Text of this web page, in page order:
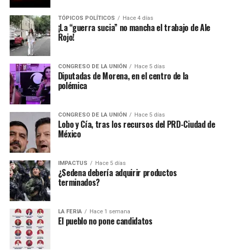
TÓPICOS POLÍTICOS Hace 4 días
¡La “guerra sucia” no mancha el trabajo de Ale
Rojo!
CONGRESO DE LA UNIÓN Hace 5 días
Diputadas de Morena, en el centro de la
polémica
CONGRESO DE LA UNIÓN Hace 5 días
Lobo y Cía, tras los recursos del PRD-Ciudad de
México
IMPACTUS Hace 5 días
¿Sedena debería adquirir productos
terminados?
LA FERIA Hace 1 semana
El pueblo no pone candidatos